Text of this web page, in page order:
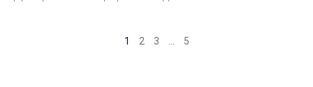
1 2 3 5